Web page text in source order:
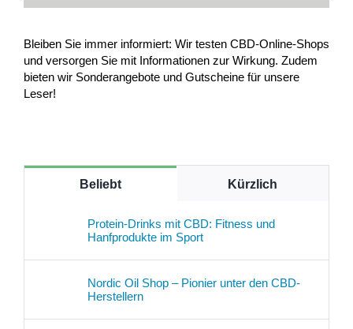
Bleiben Sie immer informiert: Wir testen CBD-Online-Shops
und versorgen Sie mit Informationen zur Wirkung. Zudem
bieten wir Sonderangebote und Gutscheine für unsere
Leser!
Beliebt Kürzlich
Protein-Drinks mit CBD: Fitness und
Hanfprodukte im Sport
Nordic Oil Shop – Pionier unter den CBD-
Herstellern